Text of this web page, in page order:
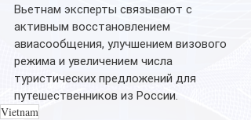
Вьетнам эксперты связывают с
активным восстановлением
авиасообщения, улучшением визового
режима и увеличением числа
туристических предложений для
путешественников из России.
Vietnam